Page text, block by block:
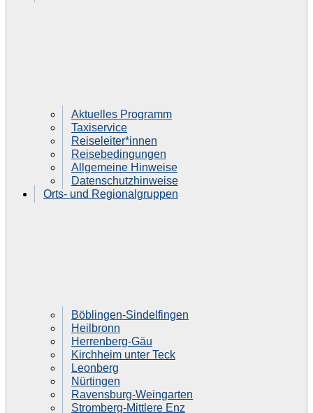
Aktuelles Programm
Taxiservice
Reiseleiter*innen
Reisebedingungen
Allgemeine Hinweise
Datenschutzhinweise
Orts- und Regionalgruppen
Böblingen-Sindelfingen
Heilbronn
Herrenberg-Gäu
Kirchheim unter Teck
Leonberg
Nürtingen
Ravensburg-Weingarten
Stromberg-Mittlere Enz